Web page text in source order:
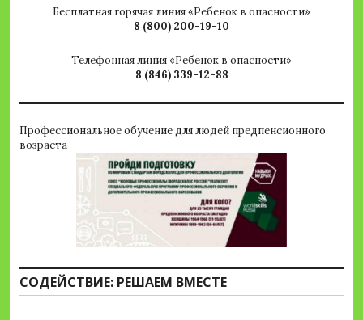
Бесплатная горячая линия «Ребенок в опасности»
8 (800) 200-19-10
Телефонная линия «Ребенок в опасности»
8 (846) 339-12-88
Профессиональное обучение для людей предпенсионного
возраста
СОДЕЙСТВИЕ: РЕШАЕМ ВМЕСТЕ